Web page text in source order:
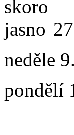
neděle
pondělí